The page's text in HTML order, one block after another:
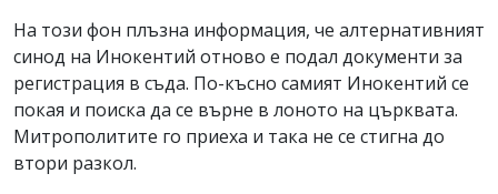
На този фон плъзна информация, че алтернативният
синод на Инокентий отново е подал документи за
регистрация в съда. По-късно самият Инокентий се
покая и поиска да се върне в лоното на църквата.
Митрополитите го приеха и така не се стигна до
втори разкол.